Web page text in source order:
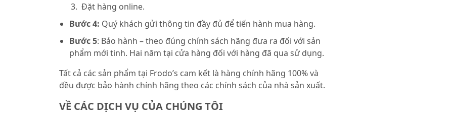
Đặt hàng online.
Bước 4: Quý khách gửi thông tin đầy đủ để tiến hành mua hàng.
Bước 5: Bảo hành – theo đúng chính sách hãng đưa ra đối với sản
phẩm mới tinh. Hai năm tại cửa hàng đối với hàng đã qua sử dụng.
Tất cả các sản phẩm tại Frodo’s cam kết là hàng chính hãng 100% và
đều được bảo hành chính hãng theo các chính sách của nhà sản xuất.
VỀ CÁC DỊCH VỤ CỦA CHÚNG TÔI